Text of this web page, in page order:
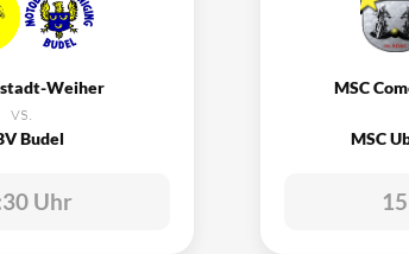
Weiher
vs.
Budel
Uhr
MSC
MSC